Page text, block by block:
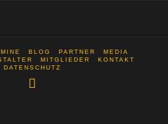
BLOG PARTNER
MEDIA
MITGLIEDER
KONTAKT
DATENSCHUTZ